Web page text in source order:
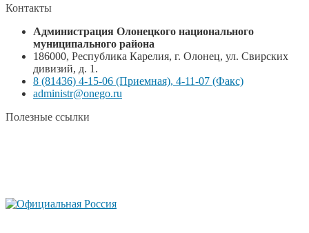
Контакты
Администрация Олонецкого национального
муниципального района
186000, Республика Карелия, г. Олонец, ул. Свирских
дивизий, д. 1.
8 (81436) 4-15-06 (Приемная), 4-11-07 (Факс)
administr@onego.ru
Полезные ссылки